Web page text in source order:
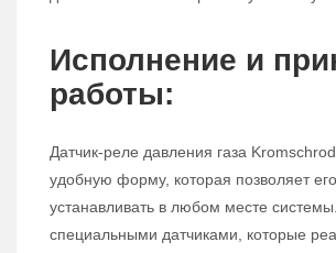
Исполнение и
работы:
Датчик-реле давления газа
удобную форму, которая позволяет
устанавливать в любом месте
специальными датчиками, которые